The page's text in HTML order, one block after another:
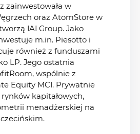
zainwestowała w
oraz AtomStore w
IAI Group. Jako
m.in. Piesotto i
również z funduszami
LP. Jego ostatnia
wspólnie z
Equity MCI. Prywatnie
kapitałowych,
menadżerskiej na